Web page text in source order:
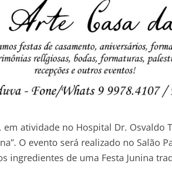
atividade no Hospital Dr. Osvaldo
O evento será realizado no Salão
ingredientes de uma Festa Junina